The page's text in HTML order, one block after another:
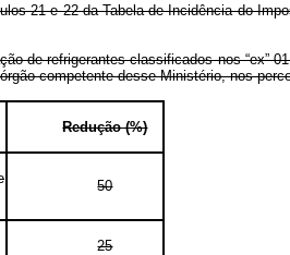
21 e 22 da Tabela de Incidência do
de refrigerantes classificados nos “ex”
competente desse Ministério, nos
Redução (%)
50
25